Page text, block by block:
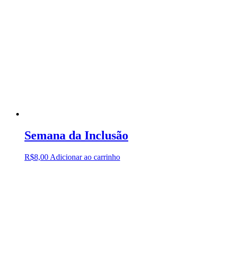
Semana da Inclusão
R$8,00 Adicionar ao carrinho